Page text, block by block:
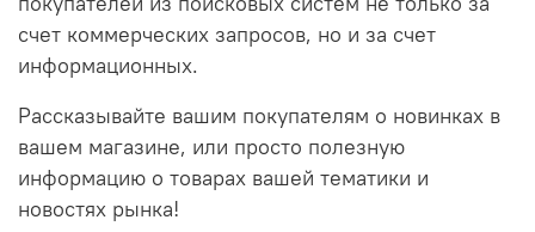
счет коммерческих запросов, но и за счет
информационных.
Рассказывайте вашим покупателям о новинках в
вашем магазине, или просто полезную
информацию о товарах вашей тематики и
новостях рынка!